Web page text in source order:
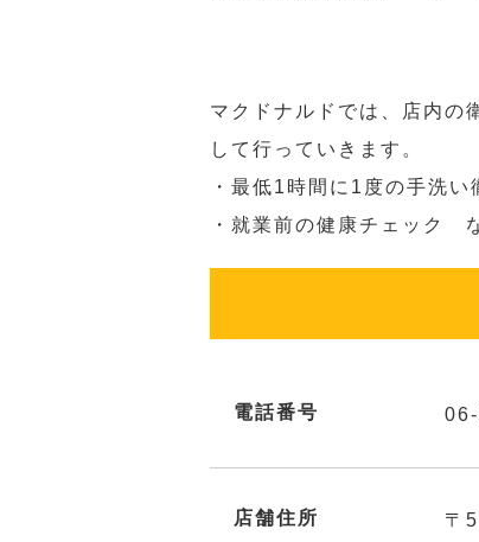
マクドナルドでは、店内の
して行っていきます。
・最低1時間に1度の手洗い
・就業前の健康チェック
電話番号
店舗住所 〒